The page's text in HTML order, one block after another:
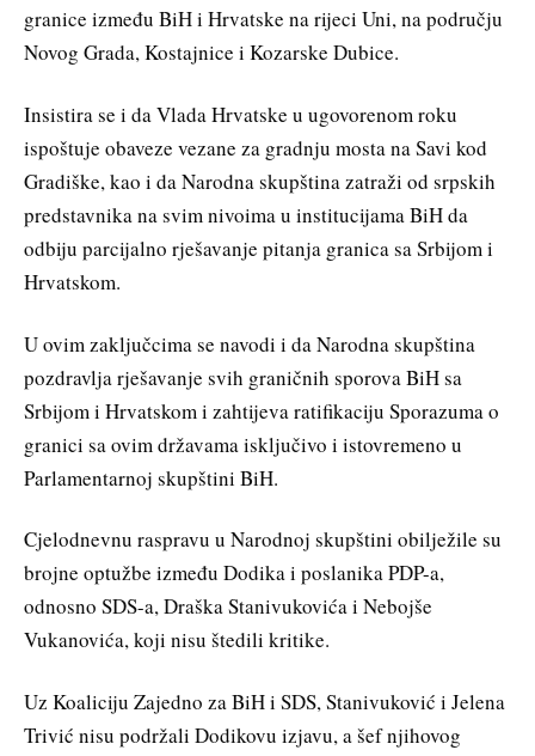
granice između BiH i Hrvatske na rijeci Uni, na području
Novog Grada, Kostajnice i Kozarske Dubice.
Insistira se i da Vlada Hrvatske u ugovorenom roku
ispoštuje obaveze vezane za gradnju mosta na Savi kod
Gradiške, kao i da Narodna skupština zatraži od srpskih
predstavnika na svim nivoima u institucijama BiH da
odbiju parcijalno rješavanje pitanja granica sa Srbijom i
Hrvatskom.
U ovim zaključcima se navodi i da Narodna skupština
pozdravlja rješavanje svih graničnih sporova BiH sa
Srbijom i Hrvatskom i zahtijeva ratifikaciju Sporazuma o
granici sa ovim državama isključivo i istovremeno u
Parlamentarnoj skupštini BiH.
Cjelodnevnu raspravu u Narodnoj skupštini obilježile su
brojne optužbe između Dodika i poslanika PDP-a,
odnosno SDS-a, Draška Stanivukovića i Nebojše
Vukanovića, koji nisu štedili kritike.
Uz Koaliciju Zajedno za BiH i SDS, Stanivuković i Jelena
Trivić nisu podržali Dodikovu izjavu, a šef njihovog